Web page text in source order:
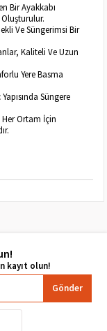
Bir Ayakkabı
Oluşturulur.
Ve Süngerimsi Bir
Kaliteli Ve Uzun
Yere Basma
Süngere
Her Ortam İçin
Gönder